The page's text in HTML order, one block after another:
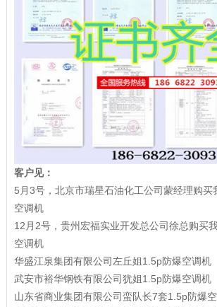
客户见：
5月3号，北京市瑞星石油化工公司蒙经理购买
空调机
12月2号，贵州宏福实业开发总公司徐总购买
空调机
华盛江泉集团有限公司左丘姐1.5p防爆空调机
武安市裕华钢铁有限公司犹姐1.5p防爆空调机
山东省商业集团有限公司蛮队长7套1.5p防爆